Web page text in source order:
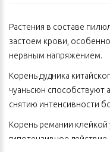
Растения в составе
застоем крови,
нервным напряжением.
Корень дудника
чуаньсюн способствуют
снятию интенсивности
Корень ремании клейкой
гипотензивное